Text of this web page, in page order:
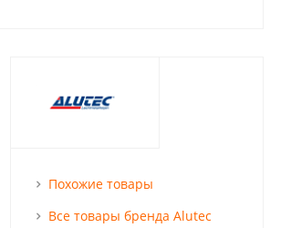
Похожие товары
Все товары бренда Alutec